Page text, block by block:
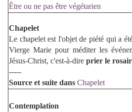
Être ou ne pas être végétarien
Chapelet
Le chapelet est l'objet de piété qui a
Vierge Marie pour méditer les
Jésus-Christ, c'est-à-dire prier le
-----
Source et suite dans Chapelet
Contemplation